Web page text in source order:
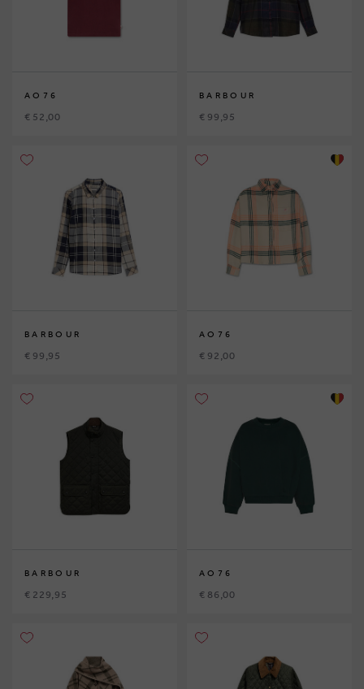
AO76
€ 52,00
BARBOUR
€ 99,95
BARBOUR
€ 99,95
AO76
€ 92,00
BARBOUR
€ 229,95
AO76
€ 86,00